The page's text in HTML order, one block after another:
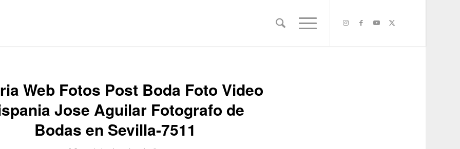
Web Fotos Post Boda Foto Video
Jose Aguilar Fotografo de
Bodas en Sevilla-7511